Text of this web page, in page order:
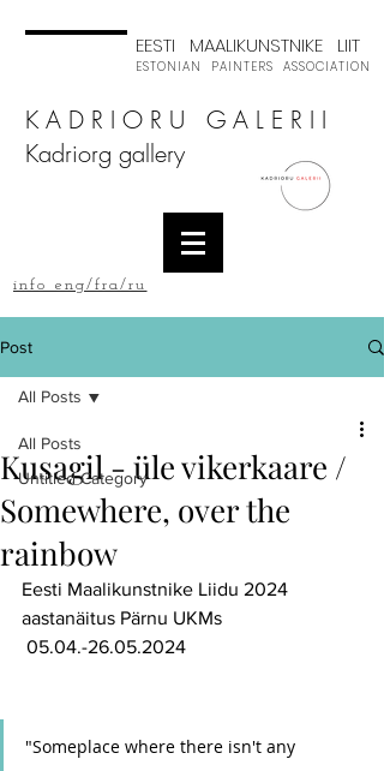
EESTI MAALIKUNSTNIKE LIIT
ESTONIAN PAINTERS ASSOCIATION
K A D R I O R U G A L E R I I
Kadriorg gallery
info eng/fra/ru
Post
All Posts
Untitled Category
All Posts
Kusagil - üle vikerkaare /
Somewhere, over the
rainbow
Eesti Maalikunstnike Liidu 2024
aastanäitus Pärnu UKMs
05.04.-26.05.2024
"Someplace where there isn't any